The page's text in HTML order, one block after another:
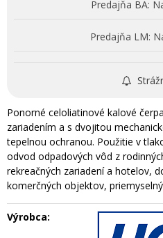
Predajňa BA:
Predajňa LM:
Ponorné celoliatinové kalové
zariadením a s dvojitou
tepelnou ochranou. Použitie v
odvod odpadových vôd z
rekreačných zariadení a hotelov,
komerčných objektov,
Výrobca: